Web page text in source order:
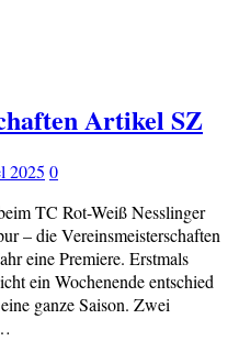
Artikel SZ
2025 0
TC Rot-Weiß Nesslinger
– die Vereinsmeisterschaften
eine Premiere. Erstmals
ein Wochenende entschied
ganze Saison. Zwei